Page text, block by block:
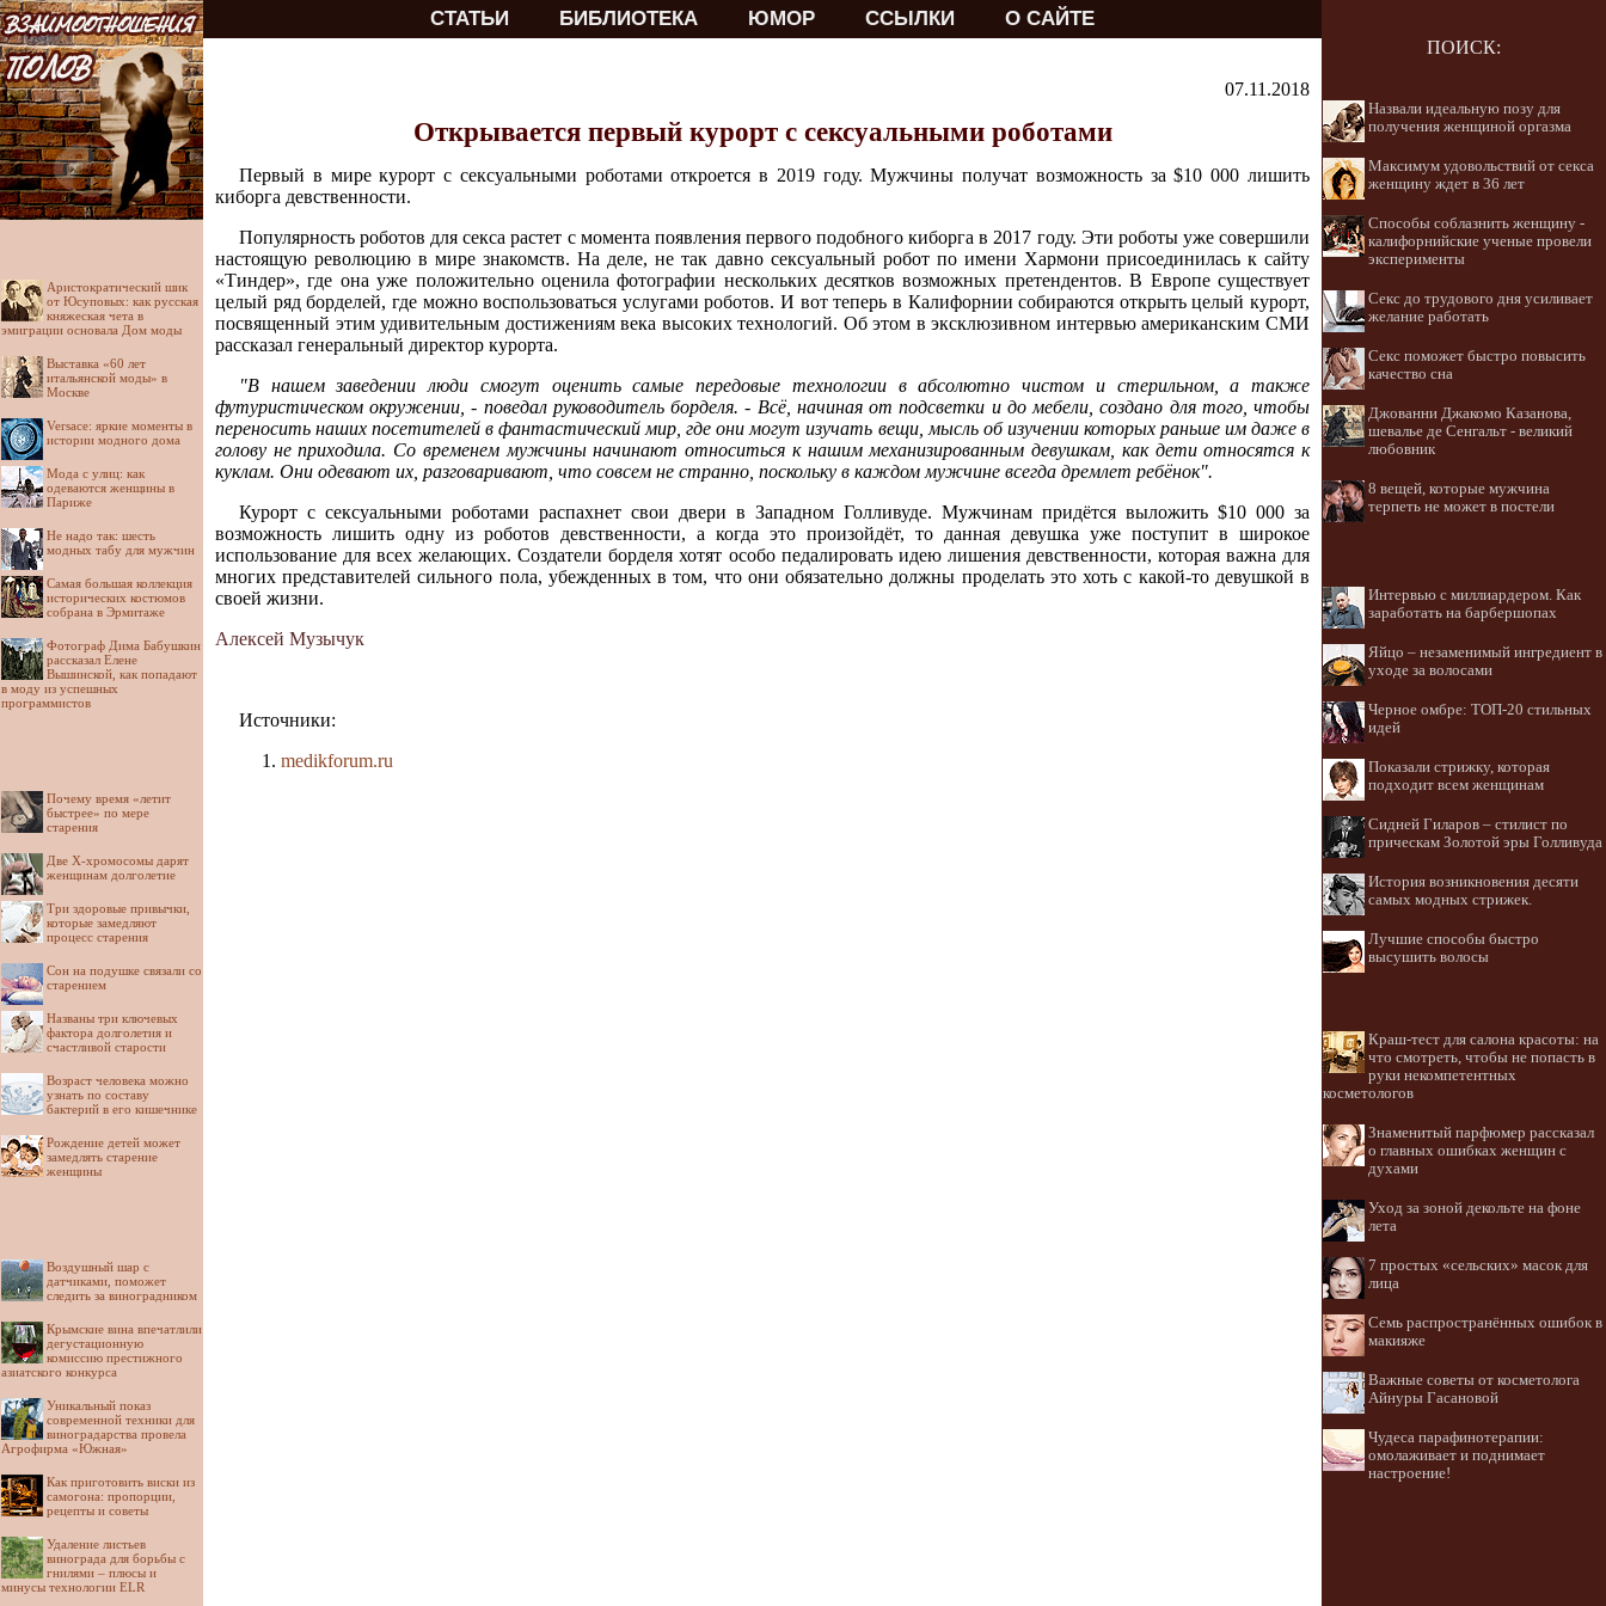
СТАТЬИ БИБЛИОТЕКА ЮМОР ССЫЛКИ О САЙТЕ
Аристократический шик
от Юсуповых: как русская
княжеская чета в
эмиграции основала Дом моды
Выставка «60 лет
итальянской моды» в
Москве
Versace: яркие моменты в
истории модного дома
Мода с улиц: как
одеваются женщины в
Париже
Не надо так: шесть
модных табу для мужчин
Самая большая коллекция
исторических костюмов
собрана в Эрмитаже
Фотограф Дима Бабушкин
рассказал Елене
Вышинской, как попадают
в моду из успешных
программистов
Почему время «летит
быстрее» по мере
старения
Две Х-хромосомы дарят
женщинам долголетие
Три здоровые привычки,
которые замедляют
процесс старения
Сон на подушке связали со
старением
Названы три ключевых
фактора долголетия и
счастливой старости
Возраст человека можно
узнать по составу
бактерий в его кишечнике
Рождение детей может
замедлять старение
женщины
Воздушный шар с
датчиками, поможет
следить за виноградником
Крымские вина впечатлили
дегустационную
комиссию престижного
азиатского конкурса
Уникальный показ
современной техники для
виноградарства провела
Агрофирма «Южная»
Как приготовить виски из
самогона: пропорции,
рецепты и советы
Удаление листьев
винограда для борьбы с
гнилями – плюсы и
минусы технологии ELR
07.11.2018
Открывается первый курорт с сексуальными роботами
Первый в мире курорт с сексуальными роботами откроется в 2019 году. Мужчины получат возможность за $10 000 лишить
киборга девственности.
Популярность роботов для секса растет с момента появления первого подобного киборга в 2017 году. Эти роботы уже совершили
настоящую революцию в мире знакомств. На деле, не так давно сексуальный робот по имени Хармони присоединилась к сайту
«Тиндер», где она уже положительно оценила фотографии нескольких десятков возможных претендентов. В Европе существует
целый ряд борделей, где можно воспользоваться услугами роботов. И вот теперь в Калифорнии собираются открыть целый курорт,
посвященный этим удивительным достижениям века высоких технологий. Об этом в эксклюзивном интервью американским СМИ
рассказал генеральный директор курорта.
"В нашем заведении люди смогут оценить самые передовые технологии в абсолютно чистом и стерильном, а также
футуристическом окружении, - поведал руководитель борделя. - Всё, начиная от подсветки и до мебели, создано для того, чтобы
переносить наших посетителей в фантастический мир, где они могут изучать вещи, мысль об изучении которых раньше им даже в
голову не приходила. Со временем мужчины начинают относиться к нашим механизированным девушкам, как дети относятся к
куклам. Они одевают их, разговаривают, что совсем не странно, поскольку в каждом мужчине всегда дремлет ребёнок".
Курорт с сексуальными роботами распахнет свои двери в Западном Голливуде. Мужчинам придётся выложить $10 000 за
возможность лишить одну из роботов девственности, а когда это произойдёт, то данная девушка уже поступит в широкое
использование для всех желающих. Создатели борделя хотят особо педалировать идею лишения девственности, которая важна для
многих представителей сильного пола, убежденных в том, что они обязательно должны проделать это хоть с какой-то девушкой в
своей жизни.
Алексей Музычук
Источники:
medikforum.ru
ПОИСК:
Назвали идеальную позу для
получения женщиной оргазма
Максимум удовольствий от секса
женщину ждет в 36 лет
Способы соблазнить женщину -
калифорнийские ученые провели
эксперименты
Секс до трудового дня усиливает
желание работать
Секс поможет быстро повысить
качество сна
Джованни Джакомо Казанова,
шевалье де Сенгальт - великий
любовник
8 вещей, которые мужчина
терпеть не может в постели
Интервью с миллиардером. Как
заработать на барбершопах
Яйцо – незаменимый ингредиент в
уходе за волосами
Черное омбре: ТОП-20 стильных
идей
Показали стрижку, которая
подходит всем женщинам
Сидней Гиларов – стилист по
прическам Золотой эры Голливуда
История возникновения десяти
самых модных стрижек.
Лучшие способы быстро
высушить волосы
Краш-тест для салона красоты: на
что смотреть, чтобы не попасть в
руки некомпетентных
косметологов
Знаменитый парфюмер рассказал
о главных ошибках женщин с
духами
Уход за зоной декольте на фоне
лета
7 простых «сельских» масок для
лица
Семь распространённых ошибок в
макияже
Важные советы от косметолога
Айнуры Гасановой
Чудеса парафинотерапии:
омолаживает и поднимает
настроение!